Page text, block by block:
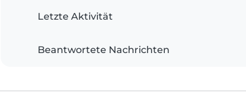
Letzte Aktivität
Beantwortete Nachrichten